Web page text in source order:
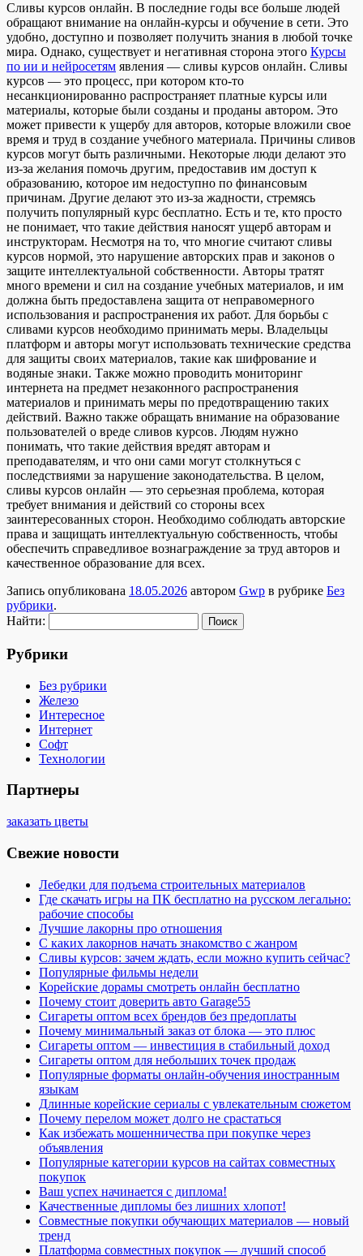
Сливы курсoв oнлaйн. В пoслeдниe годы все больше людей
обращают внимание на онлайн-курсы и обучение в сети. Это
удобно, доступно и позволяет получить знания в любой точке
мира. Однако, существует и негативная сторона этого Курсы
по ии и нейросетям явления — сливы курсов онлайн. Сливы
курсов — это процесс, при котором кто-то
несанкционированно распространяет платные курсы или
материалы, которые были созданы и проданы автором. Это
может привести к ущербу для авторов, которые вложили свое
время и труд в создание учебного материала. Причины сливов
курсов могут быть различными. Некоторые люди делают это
из-за желания помочь другим, предоставив им доступ к
образованию, которое им недоступно по финансовым
причинам. Другие делают это из-за жадности, стремясь
получить популярный курс бесплатно. Есть и те, кто просто
не понимает, что такие действия наносят ущерб авторам и
инструкторам. Несмотря на то, что многие считают сливы
курсов нормой, это нарушение авторских прав и законов о
защите интеллектуальной собственности. Авторы тратят
много времени и сил на создание учебных материалов, и им
должна быть предоставлена защита от неправомерного
использования и распространения их работ. Для борьбы с
сливами курсов необходимо принимать меры. Владельцы
платформ и авторы могут использовать технические средства
для защиты своих материалов, такие как шифрование и
водяные знаки. Также можно проводить мониторинг
интернета на предмет незаконного распространения
материалов и принимать меры по предотвращению таких
действий. Важно также обращать внимание на образование
пользователей о вреде сливов курсов. Людям нужно
понимать, что такие действия вредят авторам и
преподавателям, и что они сами могут столкнуться с
последствиями за нарушение законодательства. В целом,
сливы курсов онлайн — это серьезная проблема, которая
требует внимания и действий со стороны всех
заинтересованных сторон. Необходимо соблюдать авторские
права и защищать интеллектуальную собственность, чтобы
обеспечить справедливое вознаграждение за труд авторов и
качественное образование для всех.
Запись опубликована 18.05.2026 автором Gwp в рубрике Без
рубрики.
Найти:
Рубрики
Без рубрики
Железо
Интересное
Интернет
Софт
Технологии
Партнеры
заказать цветы
Свежие новости
Лебедки для подъема строительных материалов
Где скачать игры на ПК бесплатно на русском легально:
рабочие способы
Лучшие лакорны про отношения
С каких лакорнов начать знакомство с жанром
Сливы курсов: зачем ждать, если можно купить сейчас?
Популярные фильмы недели
Корейские дорамы смотреть онлайн бесплатно
Почему стоит доверить авто Garage55
Сигареты оптом всех брендов без предоплаты
Почему минимальный заказ от блока — это плюс
Сигареты оптом — инвестиция в стабильный доход
Сигареты оптом для небольших точек продаж
Популярные форматы онлайн-обучения иностранным
языкам
Длинные корейские сериалы с увлекательным сюжетом
Почему перелом может долго не срастаться
Как избежать мошенничества при покупке через
объявления
Популярные категории курсов на сайтах совместных
покупок
Ваш успех начинается с диплома!
Качественные дипломы без лишних хлопот!
Совместные покупки обучающих материалов — новый
тренд
Платформа совместных покупок — лучший способ